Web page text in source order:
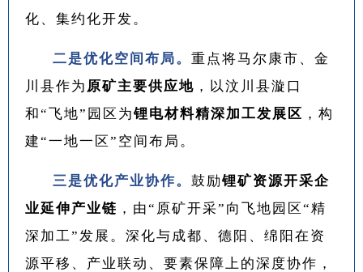
化、集约化开发。
二是优化空间布局。重点将马尔康市、金
川县作为 原矿主要供应地 ，以汶川县漩口
和“飞地”园区为锂电材料精深加工发展区 ，构
建“一地一区”空间布局。
三是优化产业协作。鼓励锂矿资源开采企
业延伸产业链 ，由“原矿开采”向飞地园区“精
深加工”发展。深化与成都、德阳、绵阳在资
源平移、产业联动、要素保障上的深度协作，